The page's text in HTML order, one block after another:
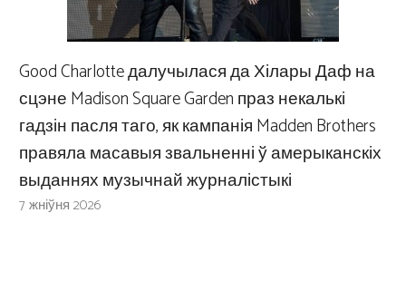
Good Charlotte далучылася да Хілары Даф на
сцэне Madison Square Garden праз некалькі
гадзін пасля таго, як кампанія Madden Brothers
правяла масавыя звальненні ў амерыканскіх
выданнях музычнай журналістыкі
7 жніўня 2026